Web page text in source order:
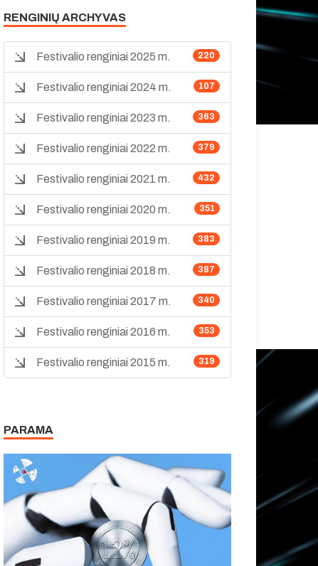
RENGINIŲ ARCHYVAS
220
Festivalio renginiai 2025 m.
107
Festivalio renginiai 2024 m.
363
Festivalio renginiai 2023 m.
379
Festivalio renginiai 2022 m.
432
Festivalio renginiai 2021 m.
351
Festivalio renginiai 2020 m.
383
Festivalio renginiai 2019 m.
387
Festivalio renginiai 2018 m.
340
Festivalio renginiai 2017 m.
353
Festivalio renginiai 2016 m.
319
Festivalio renginiai 2015 m.
PARAMA